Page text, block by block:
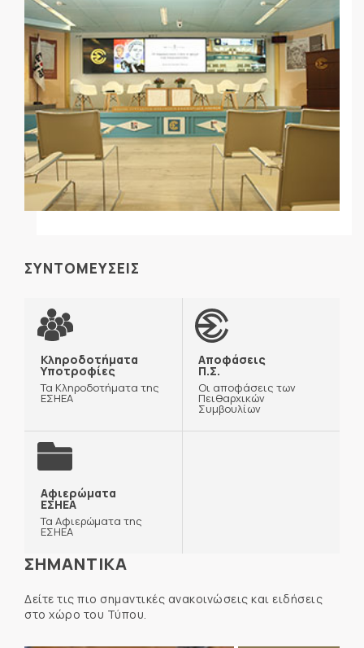
ΣΥΝΤΟΜΕΥΣΕΙΣ
Κληροδοτήματα
Υποτροφίες
Τα Κληροδοτήματα της
ΕΣΗΕΑ
Αποφάσεις
Π.Σ.
Οι αποφάσεις των
Πειθαρχικών
Συμβουλίων
Αφιερώματα
ΕΣΗΕΑ
Τα Αφιερώματα της
ΕΣΗΕΑ
ΣΗΜΑΝΤΙΚΑ
Δείτε τις πιο σημαντικές ανακοινώσεις και ειδήσεις
στο χώρο του Τύπου.